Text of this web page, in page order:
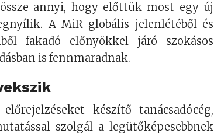
annyi, hogy előttük most egy új
A MiR globális jelenlétéből és
fakadó előnyökkel járó szokásos
is fennmaradnak.
készítő tanácsadócég,
szolgál a legütőképesebbnek